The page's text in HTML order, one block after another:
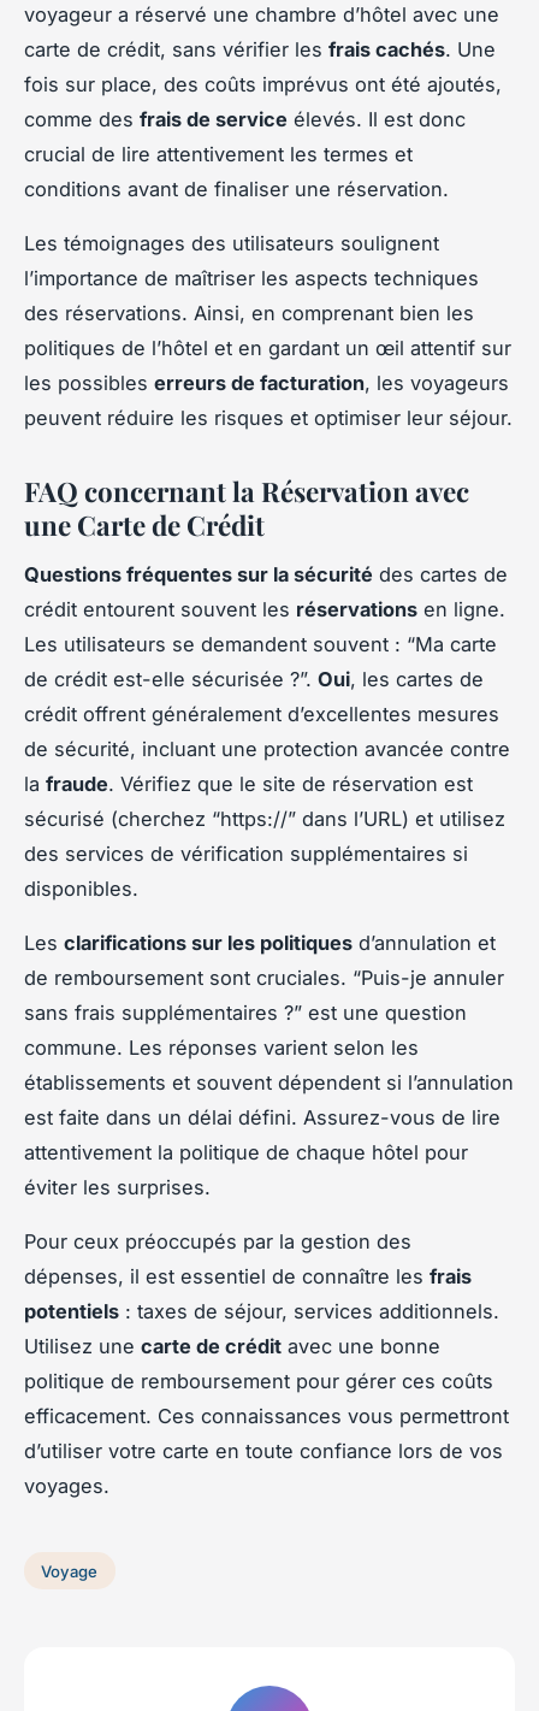
voyageur a réservé une chambre d’hôtel avec une
carte de crédit, sans vérifier les frais cachés. Une
fois sur place, des coûts imprévus ont été ajoutés,
comme des frais de service élevés. Il est donc
crucial de lire attentivement les termes et
conditions avant de finaliser une réservation.
Les témoignages des utilisateurs soulignent
l’importance de maîtriser les aspects techniques
des réservations. Ainsi, en comprenant bien les
politiques de l’hôtel et en gardant un œil attentif sur
les possibles erreurs de facturation, les voyageurs
peuvent réduire les risques et optimiser leur séjour.
FAQ concernant la Réservation avec
une Carte de Crédit
Questions fréquentes sur la sécurité des cartes de
crédit entourent souvent les réservations en ligne.
Les utilisateurs se demandent souvent : “Ma carte
de crédit est-elle sécurisée ?”. Oui, les cartes de
crédit offrent généralement d’excellentes mesures
de sécurité, incluant une protection avancée contre
la fraude. Vérifiez que le site de réservation est
sécurisé (cherchez “https://” dans l’URL) et utilisez
des services de vérification supplémentaires si
disponibles.
Les clarifications sur les politiques d’annulation et
de remboursement sont cruciales. “Puis-je annuler
sans frais supplémentaires ?” est une question
commune. Les réponses varient selon les
établissements et souvent dépendent si l’annulation
est faite dans un délai défini. Assurez-vous de lire
attentivement la politique de chaque hôtel pour
éviter les surprises.
Pour ceux préoccupés par la gestion des
dépenses, il est essentiel de connaître les frais
potentiels : taxes de séjour, services additionnels.
Utilisez une carte de crédit avec une bonne
politique de remboursement pour gérer ces coûts
efficacement. Ces connaissances vous permettront
d’utiliser votre carte en toute confiance lors de vos
voyages.
Voyage